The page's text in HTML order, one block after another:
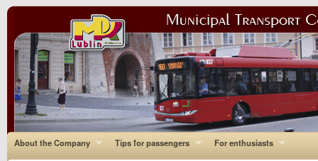
About the Company Tips for passengers For enthusiasts